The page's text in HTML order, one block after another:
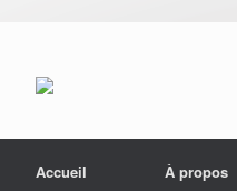
Accueil
À propos